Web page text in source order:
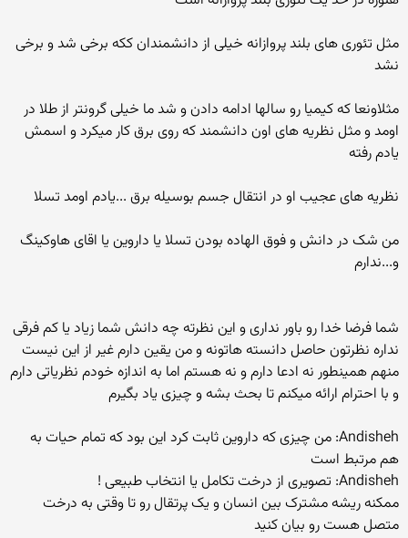
مثل تئوری های بلند پروازانه خیلی از دانشمندان ککه برخی شد و برخی
نشد
مثلاونعا که کیمیا رو سالها ادامه دادن و شد ما خیلی گرونتر از طلا در
اومد و مثل نظریه های اون دانشمند که روی برق کار میکرد و اسمش
یادم رفته
نظریه های عجیب او در انتقال جسم بوسیله برق ...یادم اومد تسلا
من شک در دانش و فوق الهاده بودن تسلا یا داروین یا اقای هاوکینگ
و...ندارم
شما فرضا خدا رو باور نداری و این نظرته چه دانش شما زیاد یا کم فرقی
نداره نظرتون حاصل دانسته هاتونه و من یقین دارم غیر از این نیست
منهم همینطور نه ادعا دارم و نه هستم اما به اندازه خودم نظریاتی دارم
و با احترام ارائه میکنم تا بحث بشه و چیزی یاد بگیرم
Andisheh: من چیزی که داروین ثابت کرد این بود که تمام حیات به
هم مرتبط است
Andisheh: تصویری از درخت تکامل یا انتخاب طبیعی !
ممکنه ریشه مشترک بین انسان و یک پرتقال رو تا وقتی به درخت
متصل هست رو بیان کنید